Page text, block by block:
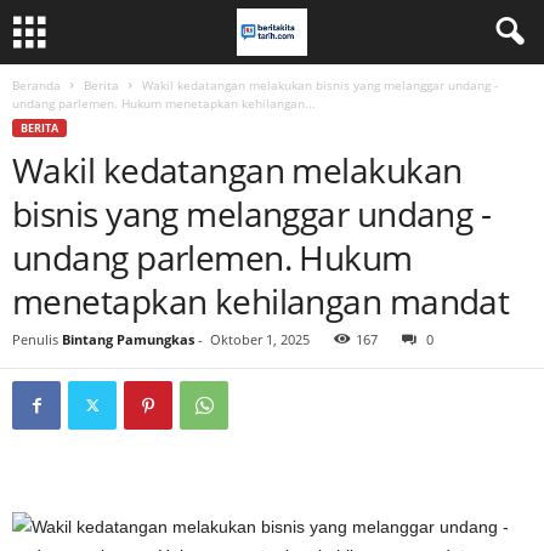
Beranda Berita
Wakil kedatangan melakukan bisnis yang melanggar undang -
undang parlemen. Hukum menetapkan kehilangan...
BERITA
Wakil kedatangan melakukan
bisnis yang melanggar undang -
undang parlemen. Hukum
menetapkan kehilangan mandat
Penulis Bintang Pamungkas - Oktober 1, 2025 167 0